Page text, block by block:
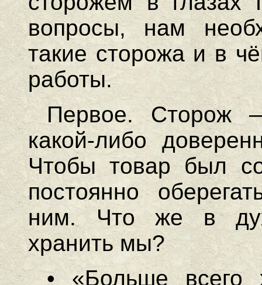
вопросы, нам
такие сторожа и в
работы.
Первое. Сторож
какой-либо
Чтобы товар был
постоянно
ним. Что же в
хранить мы?
• «Больше всего